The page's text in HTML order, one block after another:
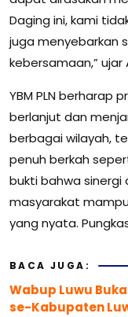
Daging ini, kami
juga menyebarkan
kebersamaan,” ujar
YBM PLN berharap
berlanjut dan
berbagai wilayah,
penuh berkah
bukti bahwa
masyarakat
yang nyata.
BACA JUGA:
Wabup Luwu
se-Kabupaten